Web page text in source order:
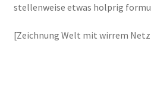
stellenweise etwas holprig
[Zeichnung Welt mit wirrem